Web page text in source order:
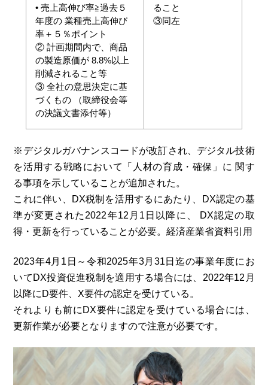
• 売上高伸び率≧過去５
年度の 業種売上高伸び
率＋５％ポイント
② 計画期間内で、商品
の製造原価が 8.8%以上
削減されること等
③ 全社の意思決定に基
づくもの （取締役会等
の決議文書添付等）
ること
③同左
※デジタルガバナンスコードが改訂され、デジタル技術
を活用する戦略において「人材の育成・確保」に 関す
る事項を示していることが追加された。
これに伴い、DX税制を活用するにあたり、DX認定の基
準が変更された2022年12月1日以降に、 DX認定の取
得・更新を行っていることが必要。経済産業省資料引用
2023年4月1日～令和2025年3月31日迄の事業年度にお
いてDX投資促進税制を適用する場合には、2022年12月
以降にD要件、X要件の認定を受けている。
それよりも前にDX要件に認定を受けている場合には、
更新作業が必要となりますので注意が必要です。